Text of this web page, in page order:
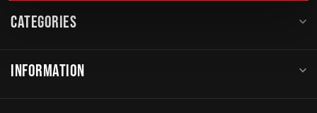
CATEGORIES
INFORMATION